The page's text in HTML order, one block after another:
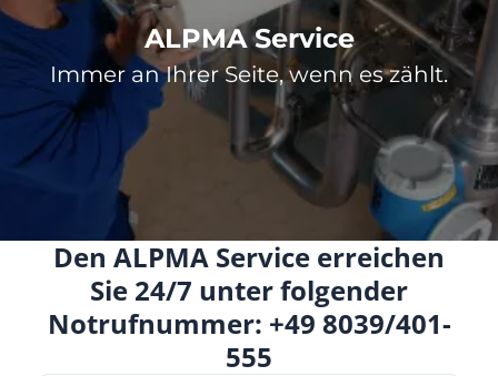
ALPMA Service
Immer an Ihrer Seite, wenn es zählt.
Den ALPMA Service erreichen
Sie 24/7 unter folgender
Notrufnummer: +49 8039/401-
555